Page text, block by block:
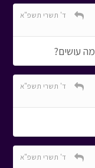
ד' תשרי תשפ"א
עושים?
ד' תשרי תשפ"א
ד' תשרי תשפ"א